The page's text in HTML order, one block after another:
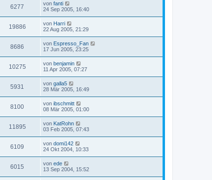
6277 von fanti
24 Sep 2005, 16:40
19886 von Harri
22 Aug 2005, 21:29
8686 von Espresso_Fan
17 Jun 2005, 23:25
10275 von benjamin
11 Apr 2005, 07:27
5931 von galla5
28 Mär 2005, 16:49
8100 von ibschmitt
08 Mär 2005, 01:00
11895 von KatRohn
03 Feb 2005, 07:43
6109 von domi142
24 Okt 2004, 10:33
6015 von ede
13 Sep 2004, 15:52